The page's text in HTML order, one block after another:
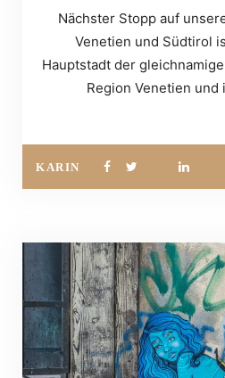
Nächster Stopp auf
Venetien und Südtirol
Hauptstadt der
Region Venetien
KARIN